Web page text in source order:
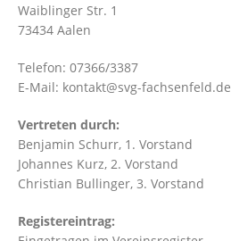
Waiblinger Str. 1
73434 Aalen
Telefon: 07366/3387
E-Mail: kontakt@svg-fachsenfeld.de
Vertreten durch:
Benjamin Schurr, 1. Vorstand
Johannes Kurz, 2. Vorstand
Christian Bullinger, 3. Vorstand
Registereintrag: